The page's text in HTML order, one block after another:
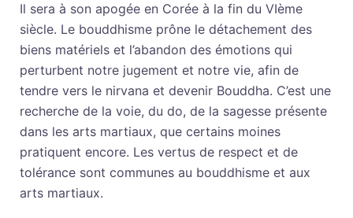
Il sera à son apogée en Corée à la fin du VIème
siècle. Le bouddhisme prône le détachement des
biens matériels et l’abandon des émotions qui
perturbent notre jugement et notre vie, afin de
tendre vers le nirvana et devenir Bouddha. C’est une
recherche de la voie, du do, de la sagesse présente
dans les arts martiaux, que certains moines
pratiquent encore. Les vertus de respect et de
tolérance sont communes au bouddhisme et aux
arts martiaux.